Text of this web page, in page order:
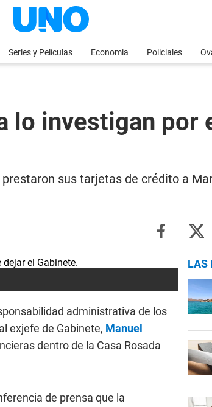
Series y Películas Economia Policiales
lo investigan por
sus tarjetas de crédito a
administrativa de los
exjefe de Gabinete, Manuel
dentro de la Casa Rosada
de prensa que la
LAS